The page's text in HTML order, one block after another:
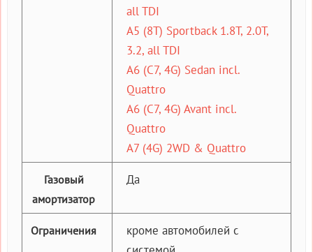
all TDI
A5 (8T) Sportback 1.8T, 2.0T,
3.2, all TDI
A6 (C7, 4G) Sedan incl.
Quattro
A6 (C7, 4G) Avant incl.
Quattro
A7 (4G) 2WD & Quattro
Газовый
амортизатор
Да
Ограничения
кроме автомобилей с